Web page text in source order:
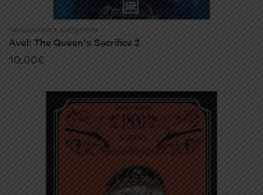
MANGA/COMICS ΑΝΕΞΆΡΤΗΤΑ
Avel: The Queen’s Sacrifice 2
10.00€